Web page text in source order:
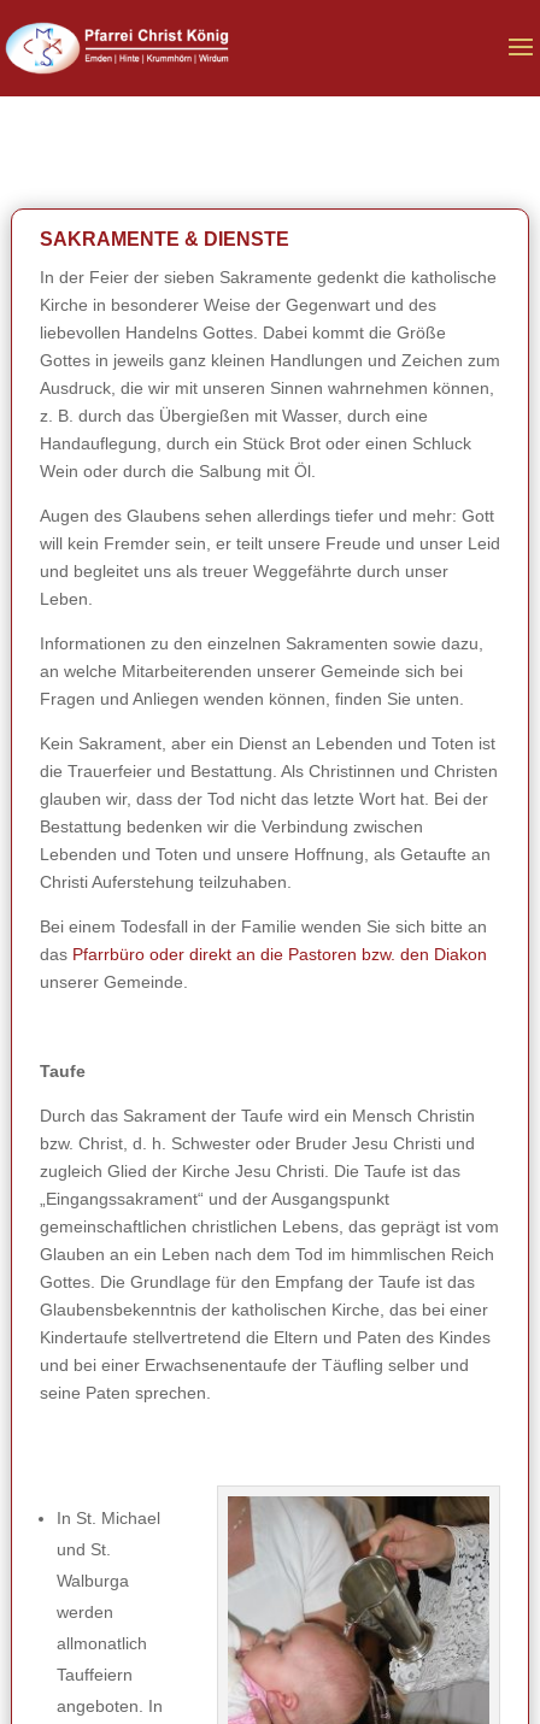
SAKRAMENTE & DIENSTE
In der Feier der sieben Sakramente gedenkt die katholische
Kirche in besonderer Weise der Gegenwart und des
liebevollen Handelns Gottes. Dabei kommt die Größe
Gottes in jeweils ganz kleinen Handlungen und Zeichen zum
Ausdruck, die wir mit unseren Sinnen wahrnehmen können,
z. B. durch das Übergießen mit Wasser, durch eine
Handauflegung, durch ein Stück Brot oder einen Schluck
Wein oder durch die Salbung mit Öl.
Augen des Glaubens sehen allerdings tiefer und mehr: Gott
will kein Fremder sein, er teilt unsere Freude und unser Leid
und begleitet uns als treuer Weggefährte durch unser
Leben.
Informationen zu den einzelnen Sakramenten sowie dazu,
an welche Mitarbeiterenden unserer Gemeinde sich bei
Fragen und Anliegen wenden können, finden Sie unten.
Kein Sakrament, aber ein Dienst an Lebenden und Toten ist
die Trauerfeier und Bestattung. Als Christinnen und Christen
glauben wir, dass der Tod nicht das letzte Wort hat. Bei der
Bestattung bedenken wir die Verbindung zwischen
Lebenden und Toten und unsere Hoffnung, als Getaufte an
Christi Auferstehung teilzuhaben.
Bei einem Todesfall in der Familie wenden Sie sich bitte an
das Pfarrbüro oder direkt an die Pastoren bzw. den Diakon
unserer Gemeinde.
Taufe
Durch das Sakrament der Taufe wird ein Mensch Christin
bzw. Christ, d. h. Schwester oder Bruder Jesu Christi und
zugleich Glied der Kirche Jesu Christi. Die Taufe ist das
„Eingangssakrament“ und der Ausgangspunkt
gemeinschaftlichen christlichen Lebens, das geprägt ist vom
Glauben an ein Leben nach dem Tod im himmlischen Reich
Gottes. Die Grundlage für den Empfang der Taufe ist das
Glaubensbekenntnis der katholischen Kirche, das bei einer
Kindertaufe stellvertretend die Eltern und Paten des Kindes
und bei einer Erwachsenentaufe der Täufling selber und
seine Paten sprechen.
In St. Michael
und St.
Walburga
werden
allmonatlich
Tauffeiern
angeboten. In